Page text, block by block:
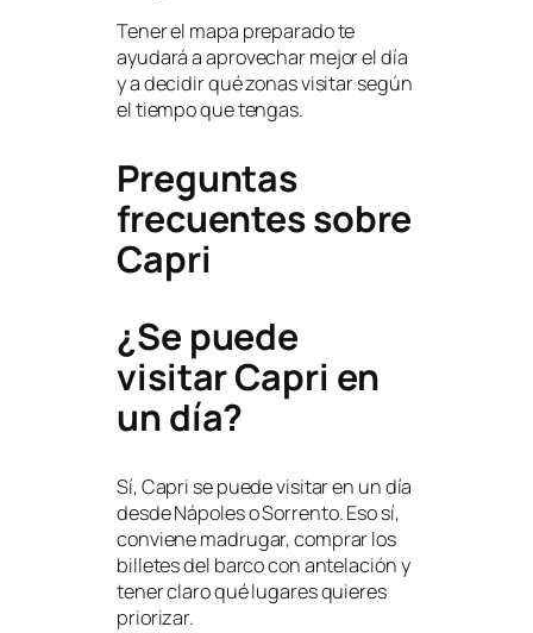
Tener el mapa preparado te
ayudará a aprovechar mejor el día
y a decidir qué zonas visitar según
el tiempo que tengas.
Preguntas
frecuentes sobre
Capri
¿Se puede
visitar Capri en
un día?
Sí, Capri se puede visitar en un día
desde Nápoles o Sorrento. Eso sí,
conviene madrugar, comprar los
billetes del barco con antelación y
tener claro qué lugares quieres
priorizar.